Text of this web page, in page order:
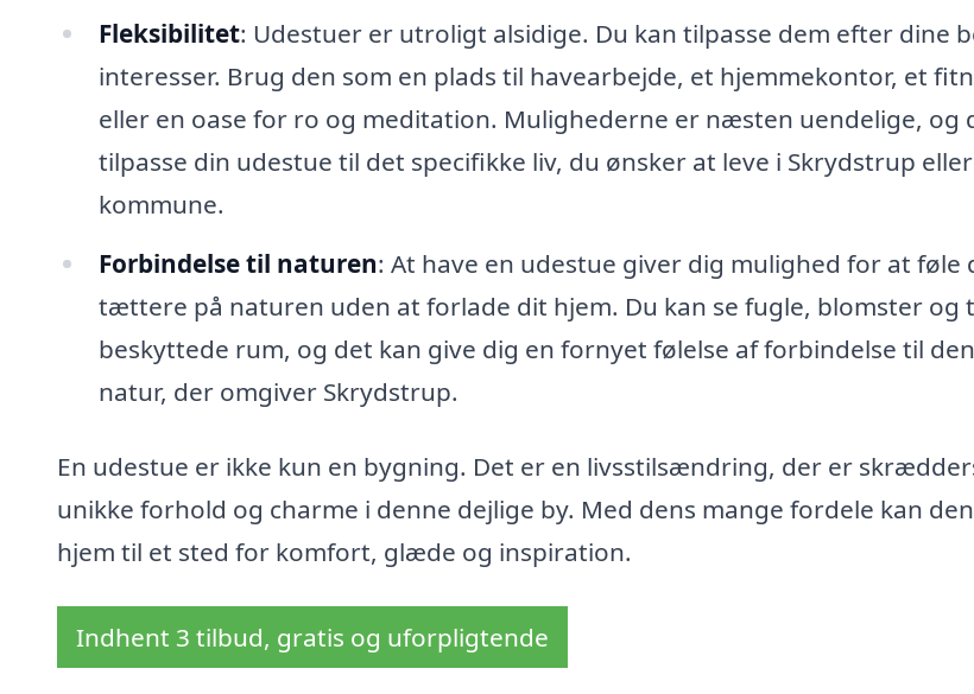
Fleksibilitet: Udestuer er utroligt alsidige. Du kan tilpasse dem efter dine
interesser. Brug den som en plads til havearbejde, et hjemmekontor, et
eller en oase for ro og meditation. Mulighederne er næsten uendelige, og
tilpasse din udestue til det specifikke liv, du ønsker at leve i Skrydstrup
kommune.
Forbindelse til naturen: At have en udestue giver dig mulighed for at føle
tættere på naturen uden at forlade dit hjem. Du kan se fugle, blomster
beskyttede rum, og det kan give dig en fornyet følelse af forbindelse til
natur, der omgiver Skrydstrup.
En udestue er ikke kun en bygning. Det er en livsstilsændring, der er
unikke forhold og charme i denne dejlige by. Med dens mange fordele kan
hjem til et sted for komfort, glæde og inspiration.
Indhent 3 tilbud, gratis og uforpligtende